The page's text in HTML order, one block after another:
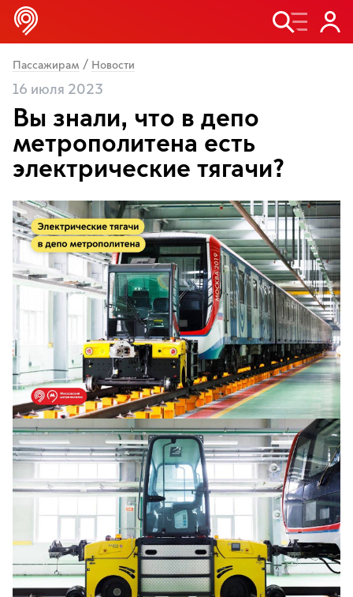
Пассажирам / Новости
16 июля 2023
Вы знали, что в депо
метрополитена есть
электрические тягачи?